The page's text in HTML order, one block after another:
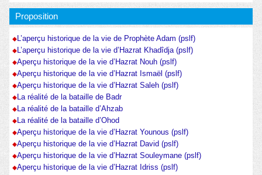
Proposition
L’aperçu historique de la vie de Prophète Adam (pslf)
L’aperçu historique de la vie d’Hazrat Khadîdja (pslf)
Aperçu historique de la vie d’Hazrat Nouh (pslf)
Aperçu historique de la vie d’Hazrat Ismaël (pslf)
Aperçu historique de la vie d’Hazrat Saleh (pslf)
La réalité de la bataille de Badr
La réalité de la bataille d’Ahzab
La réalité de la bataille d’Ohod
Aperçu historique de la vie d’Hazrat Younous (pslf)
Aperçu historique de la vie d’Hazrat David (pslf)
Aperçu historique de la vie d’Hazrat Souleymane (pslf)
Aperçu historique de la vie d’Hazrat Idriss (pslf)